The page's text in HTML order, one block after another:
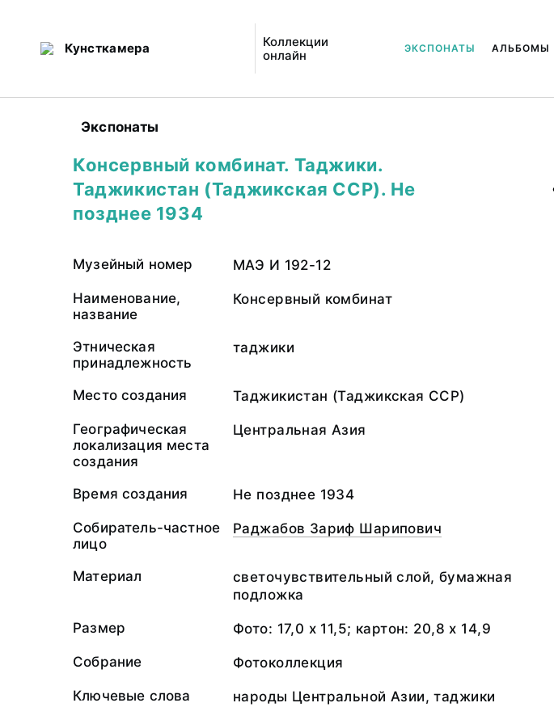
Кунсткамера
Коллекции
онлайн
ЭКСПОНАТЫ АЛЬБОМЫ
Экспонаты
Консервный комбинат. Таджики.
Таджикистан (Таджикская ССР). Не
позднее 1934
Музейный номер МАЭ И 192-12
Наименование,
название
Консервный комбинат
Этническая
принадлежность
таджики
Место создания Таджикистан (Таджикская ССР)
Географическая
локализация места
создания
Центральная Азия
Время создания Не позднее 1934
Собиратель-частное
лицо
Раджабов Зариф Шарипович
Материал
светочувствительный слой, бумажная
подложка
Размер Фото: 17,0 х 11,5; картон: 20,8 х 14,9
Собрание Фотоколлекция
Ключевые слова народы Центральной Азии, таджики